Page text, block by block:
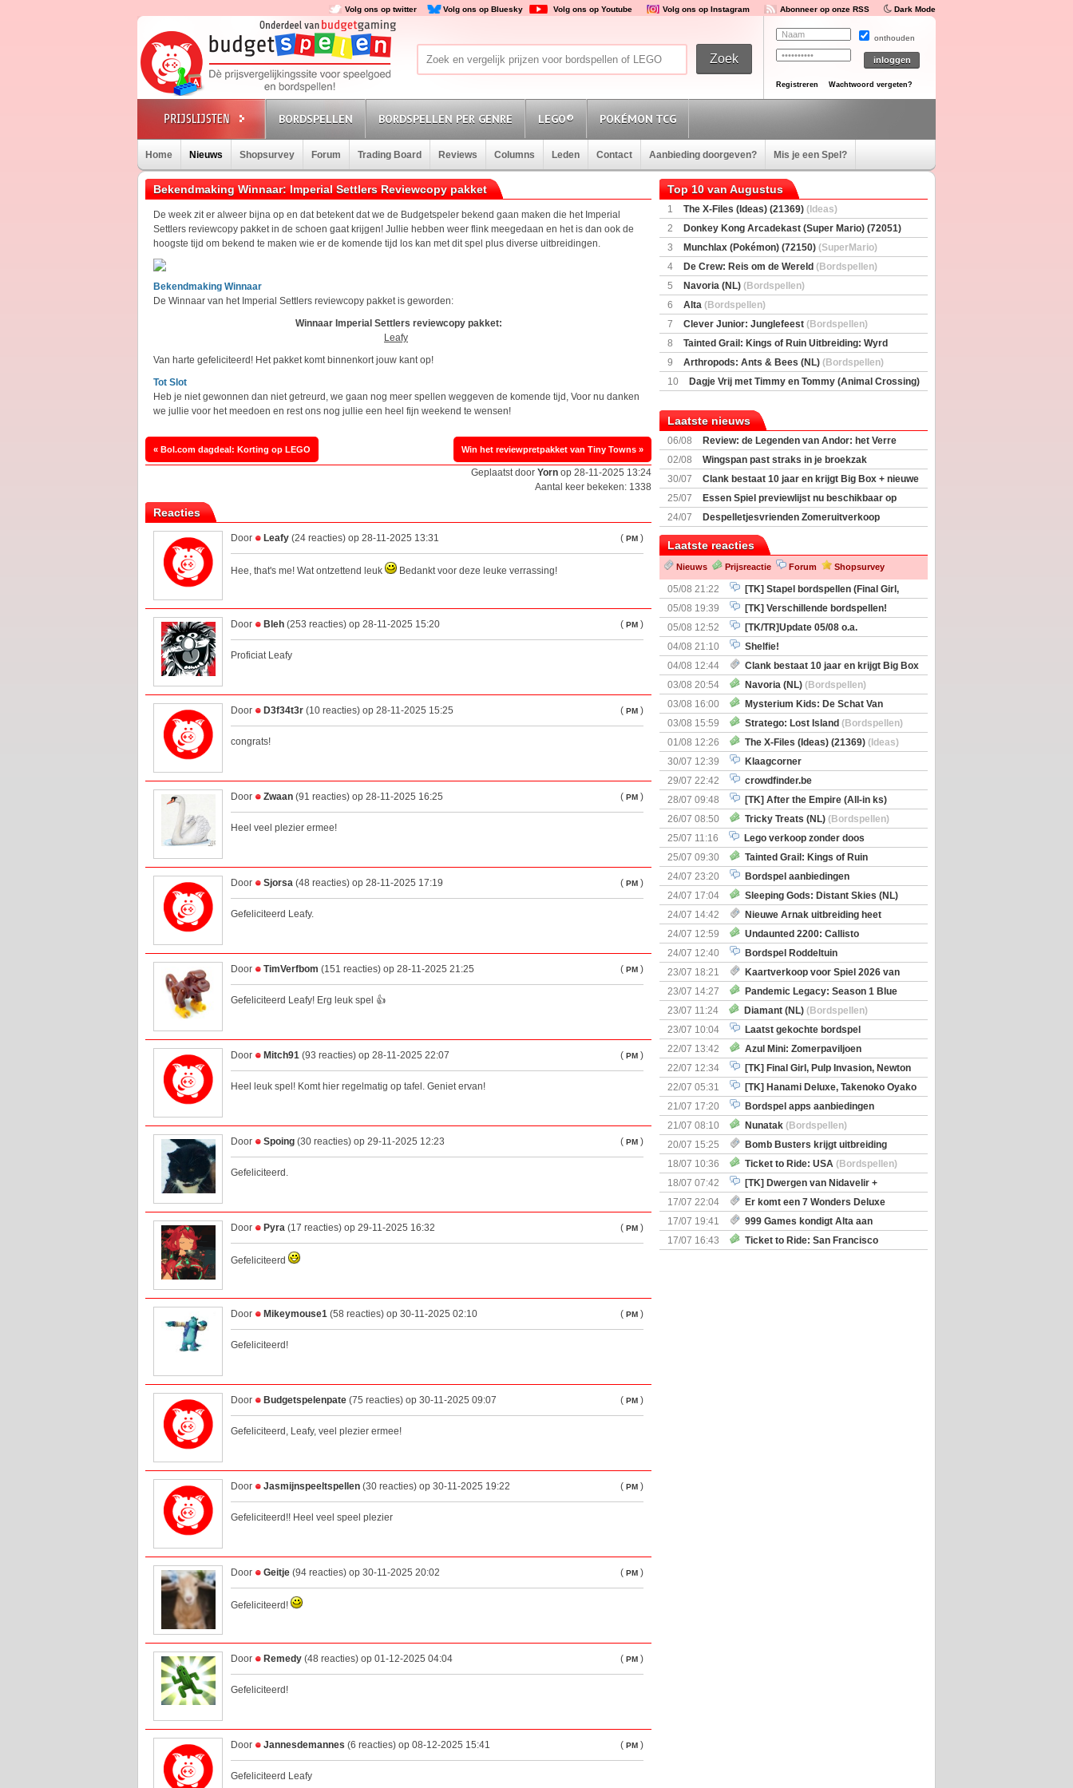
Volg ons op twitter Volg ons op Bluesky Volg ons op Youtube Volg ons op Instagram Abonneer op onze RSS Dark Mode
onthouden
Registreren Wachtwoord vergeten?
BORDSPELLEN BORDSPELLEN PER GENRE LEGO® POKÉMON TCG
Home Nieuws Shopsurvey Forum Trading Board Reviews Columns Leden Contact Aanbieding doorgeven? Mis je een Spel?
Bekendmaking Winnaar: Imperial Settlers Reviewcopy pakket
De week zit er alweer bijna op en dat betekent dat we de Budgetspeler bekend gaan maken die het Imperial
Settlers reviewcopy pakket in de schoen gaat krijgen! Jullie hebben weer flink meegedaan en het is dan ook de
hoogste tijd om bekend te maken wie er de komende tijd los kan met dit spel plus diverse uitbreidingen.
Bekendmaking Winnaar
De Winnaar van het Imperial Settlers reviewcopy pakket is geworden:
Winnaar Imperial Settlers reviewcopy pakket:
Leafy
Van harte gefeliciteerd! Het pakket komt binnenkort jouw kant op!
Tot Slot
Heb je niet gewonnen dan niet getreurd, we gaan nog meer spellen weggeven de komende tijd, Voor nu danken
we jullie voor het meedoen en rest ons nog jullie een heel fijn weekend te wensen!
« Bol.com dagdeal: Korting op LEGO Win het reviewpretpakket van Tiny Towns »
Geplaatst door Yorn op 28-11-2025 13:24
Aantal keer bekeken: 1338
Reacties
Door Leafy (24 reacties) op 28-11-2025 13:31 ( PM )
Hee, that's me! Wat ontzettend leuk Bedankt voor deze leuke verrassing!
Door Bleh (253 reacties) op 28-11-2025 15:20 ( PM )
Proficiat Leafy
Door D3f34t3r (10 reacties) op 28-11-2025 15:25 ( PM )
congrats!
Door Zwaan (91 reacties) op 28-11-2025 16:25 ( PM )
Heel veel plezier ermee!
Door Sjorsa (48 reacties) op 28-11-2025 17:19 ( PM )
Gefeliciteerd Leafy.
Door TimVerfbom (151 reacties) op 28-11-2025 21:25 ( PM )
Gefeliciteerd Leafy! Erg leuk spel 👍
Door Mitch91 (93 reacties) op 28-11-2025 22:07 ( PM )
Heel leuk spel! Komt hier regelmatig op tafel. Geniet ervan!
Door Spoing (30 reacties) op 29-11-2025 12:23 ( PM )
Gefeliciteerd.
Door Pyra (17 reacties) op 29-11-2025 16:32 ( PM )
Gefeliciteerd
Door Mikeymouse1 (58 reacties) op 30-11-2025 02:10 ( PM )
Gefeliciteerd!
Door Budgetspelenpate (75 reacties) op 30-11-2025 09:07 ( PM )
Gefeliciteerd, Leafy, veel plezier ermee!
Door Jasmijnspeeltspellen (30 reacties) op 30-11-2025 19:22 ( PM )
Gefeliciteerd!! Heel veel speel plezier
Door Geitje (94 reacties) op 30-11-2025 20:02 ( PM )
Gefeliciteerd!
Door Remedy (48 reacties) op 01-12-2025 04:04 ( PM )
Gefeliciteerd!
Door Jannesdemannes (6 reacties) op 08-12-2025 15:41 ( PM )
Gefeliciteerd Leafy
Top 10 van Augustus
1 The X-Files (Ideas) (21369) (Ideas)
2
Donkey Kong Arcadekast (Super Mario) (72051)
(SuperMario)
3 Munchlax (Pokémon) (72150) (SuperMario)
4
De Crew: Reis om de Wereld (Bordspellen)
5
Navoria (NL) (Bordspellen)
6
Alta (Bordspellen)
7
Clever Junior: Junglefeest (Bordspellen)
8
Tainted Grail: Kings of Ruin Uitbreiding: Wyrd
Encounters(Bordspellen)
9 Arthropods: Ants & Bees (NL) (Bordspellen)
10
Dagje Vrij met Timmy en Tommy (Animal Crossing)
Laatste nieuws
06/08
Review: de Legenden van Andor: het Verre
Land
02/08
Wingspan past straks in je broekzak
30/07
Clank bestaat 10 jaar en krijgt Big Box + nieuwe
uitbreiding
25/07
Essen Spiel previewlijst nu beschikbaar op
Boardgamegeek
24/07
Despelletjesvrienden Zomeruitverkoop
Laatste reacties
Nieuws Prijsreactie Forum Shopsurvey
05/08 21:22
[TK] Stapel bordspellen (Final Girl,
Nemesis Retaliation, Zombicide Invader)
05/08 19:39
[TK] Verschillende bordspellen!
05/08 12:52
[TK/TR]Update 05/08 o.a.
Prijsverlagingen, Imperium Horizons, 20 Strong
04/08 21:10
Shelfie!
04/08 12:44
Clank bestaat 10 jaar en krijgt Big Box
+ nieuwe uitbreiding
03/08 20:54 Navoria (NL) (Bordspellen)
03/08 16:00
Mysterium Kids: De Schat Van
Kapitein Boe
(Bordspellen)
03/08 15:59 Stratego: Lost Island (Bordspellen)
01/08 12:26
The X-Files (Ideas) (21369) (Ideas)
30/07 12:39
Klaagcorner
29/07 22:42
crowdfinder.be
28/07 09:48
[TK] After the Empire (All-in ks)
26/07 08:50
Tricky Treats (NL) (Bordspellen)
25/07 11:16
Lego verkoop zonder doos
25/07 09:30
Tainted Grail: Kings of Ruin
Uitbreiding: Wyrd Encounters(Bordspellen)
24/07 23:20
Bordspel aanbiedingen
24/07 17:04
Sleeping Gods: Distant Skies (NL)
(Bordspellen)
24/07 14:42
Nieuwe Arnak uitbreiding heet
Surprise Shipments
24/07 12:59
Undaunted 2200: Callisto
(Bordspellen)
24/07 12:40
Bordspel Roddeltuin
23/07 18:21
Kaartverkoop voor Spiel 2026 van
start
23/07 14:27
Pandemic Legacy: Season 1 Blue
(Bordspellen)
23/07 11:24 Diamant (NL) (Bordspellen)
23/07 10:04
Laatst gekochte bordspel
22/07 13:42
Azul Mini: Zomerpaviljoen
(Bordspellen)
22/07 12:34
[TK] Final Girl, Pulp Invasion, Newton
& Great Discoveries
22/07 05:31
[TK] Hanami Deluxe, Takenoko Oyako
bigbox
21/07 17:20
Bordspel apps aanbiedingen
21/07 08:10
Nunatak (Bordspellen)
20/07 15:25
Bomb Busters krijgt uitbreiding
genaamd Pro Kit
18/07 10:36 Ticket to Ride: USA (Bordspellen)
18/07 07:42
[TK] Dwergen van Nidavelir +
Sherlock Holmes Consulting Detective
17/07 22:04
Er komt een 7 Wonders Deluxe
Monsterbox
17/07 19:41
999 Games kondigt Alta aan
17/07 16:43
Ticket to Ride: San Francisco